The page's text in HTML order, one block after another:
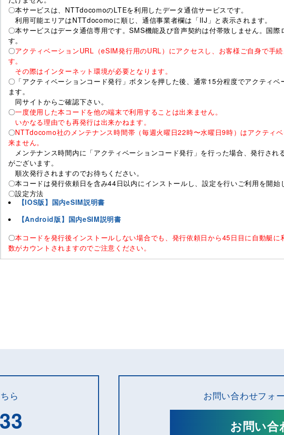
〇本サービスは、NTTdocomoのLTEを利用したデータ通信サービスです。
利用可能エリアはNTTdocomoに順じ、通信事業者欄は「IIJ」と表示されます。
〇本サービスはデータ通信専用です。SMS機能及び音声契約は付帯致しません。国際
す。
〇アクティベーションURL（eSIM発行用のURL）にアクセスし、お客様ご自身で手
す。
その際はインターネット環境が必要となります。
〇「アクティベーションコード発行」ボタンを押した後、通常15分程度でアクティ
ます。
同サイトからご確認下さい。
〇一度使用した本コードを他の端末で利用することは出来ません。
いかなる理由でも再発行は出来かねます。
〇NTTdocomo社のメンテナンス時間帯（毎週火曜日22時〜水曜日9時）はアクティ
来ません。
メンテナンス時間内に「アクティベーションコード発行」を行った場合、発行され
がございます。
順次発行されますのでお待ちください。
〇本コードは発行依頼日を含み44日以内にインストールし、設定を行いご利用を開始
〇設定方法
【IOS版】国内eSIM説明書
【Android版】国内eSIM説明書
〇本コードを発行後インストールしない場合でも、発行依頼日から45日目に自動艇に
数がカウントされますのでご注意ください。
ら お問い合わせフォ
お問い合